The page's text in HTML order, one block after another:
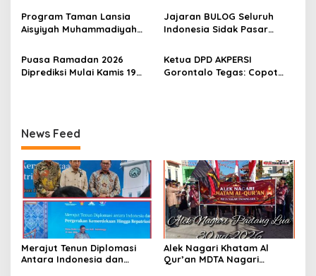
s
Ratusan Prajurit dan ASN
TNI
Program Taman Lansia
Aisyiyah Muhammadiyah
Pesantren Lansia
Jajaran BULOG Seluruh
Indonesia Sidak Pasar
Harga Beras dan Minyakita
Stabil Selama Ramadhan
dan Lebaran 2026
Puasa Ramadan 2026
Diprediksi Mulai Kamis 19
Ketua DPD AKPERSI
Gorontalo Tegas: Copot
News Feed
Merajut Tenun Diplomasi
Antara Indonesia dan
Alek Nagari Khatam Al
Qur’an MDTA Nagari